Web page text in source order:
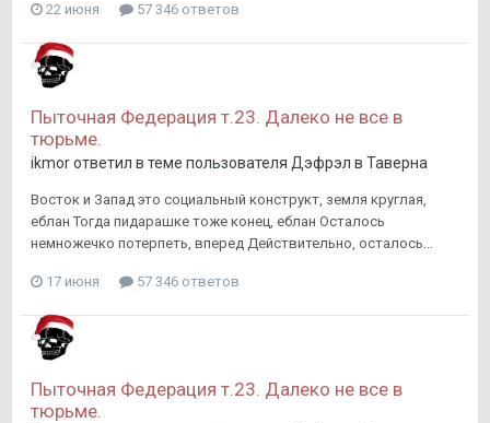
22 июня 57 346 ответов
Пыточная Федерация т.23. Далеко не все в
тюрьме.
ikmorответил в теме пользователя Дэфрэл в Таверна
Восток и Запад это социальный конструкт, земля круглая,
еблан Тогда пидарашке тоже конец, еблан Осталось
немножечко потерпеть, вперед Действительно, осталось...
17 июня 57 346 ответов
Пыточная Федерация т.23. Далеко не все в
тюрьме.